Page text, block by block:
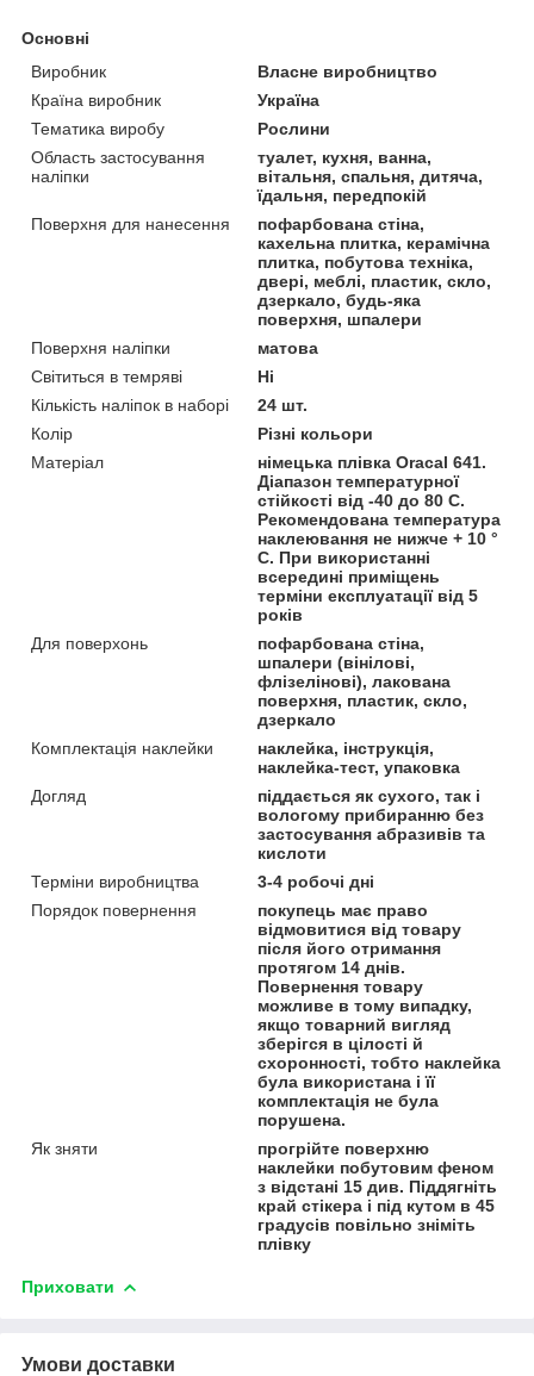
Основні
Виробник
Власне виробництво
Країна виробник
Україна
Тематика виробу
Рослини
Область застосування
наліпки
туалет, кухня, ванна,
вітальня, спальня, дитяча,
їдальня, передпокій
Поверхня для нанесення
пофарбована стіна,
кахельна плитка, керамічна
плитка, побутова техніка,
двері, меблі, пластик, скло,
дзеркало, будь-яка
поверхня, шпалери
Поверхня наліпки
матова
Світиться в темряві
Ні
Кількість наліпок в наборі
24 шт.
Колір
Різні кольори
Матеріал
німецька плівка Oracal 641.
Діапазон температурної
стійкості від -40 до 80 С.
Рекомендована температура
наклеювання не нижче + 10 °
С. При використанні
всередині приміщень
терміни експлуатації від 5
років
Для поверхонь
пофарбована стіна,
шпалери (вінілові,
флізелінові), лакована
поверхня, пластик, скло,
дзеркало
Комплектація наклейки
наклейка, інструкція,
наклейка-тест, упаковка
Догляд
піддається як сухого, так і
вологому прибиранню без
застосування абразивів та
кислоти
Терміни виробництва
3-4 робочі дні
Порядок повернення
покупець має право
відмовитися від товару
після його отримання
протягом 14 днів.
Повернення товару
можливе в тому випадку,
якщо товарний вигляд
зберігся в цілості й
схоронності, тобто наклейка
була використана і її
комплектація не була
порушена.
Як зняти
прогрійте поверхню
наклейки побутовим феном
з відстані 15 див. Піддягніть
край стікера і під кутом в 45
градусів повільно зніміть
плівку
Приховати
Умови доставки